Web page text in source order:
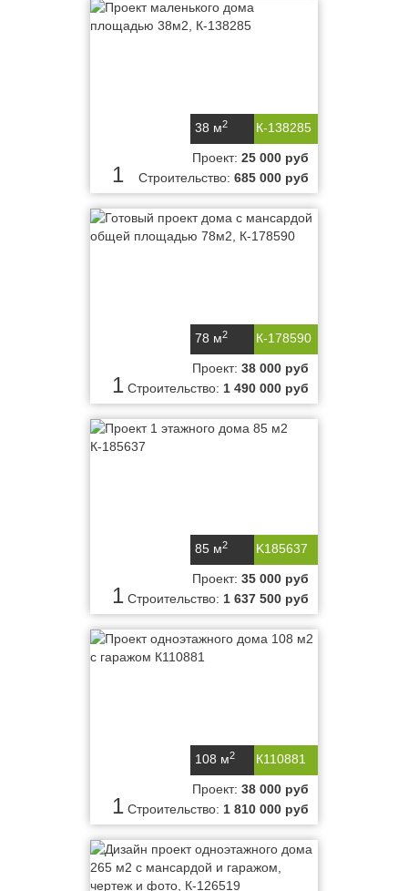
К-138285
38 м2
1
Проект: 25 000 руб
Строительство: 685 000 руб
К-178590
78 м2
1
Проект: 38 000 руб
Строительство: 1 490 000 руб
K185637
85 м2
1
Проект: 35 000 руб
Строительство: 1 637 500 руб
К110881
108 м2
1
Проект: 38 000 руб
Строительство: 1 810 000 руб